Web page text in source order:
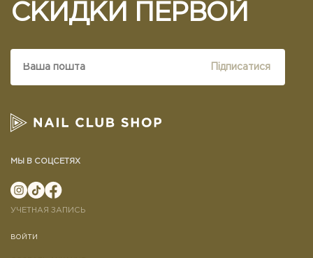
СКИДКИ ПЕРВОЙ
Підписатися
МЫ В СОЦСЕТЯХ
УЧЕТНАЯ ЗАПИСЬ
ВОЙТИ